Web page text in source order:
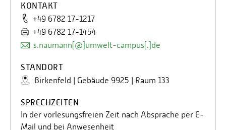
KONTAKT
+49 6782 17-1217
+49 6782 17-1454
s.naumann[@]umwelt-campus[.]de
STANDORT
Birkenfeld | Gebäude 9925 | Raum 133
SPRECHZEITEN
In der vorlesungsfreien Zeit nach Absprache per E-
Mail und bei Anwesenheit